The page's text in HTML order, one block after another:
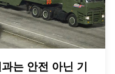
는 안전 아닌 기